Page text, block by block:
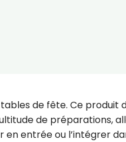
de fête. Ce produit
de préparations,
entrée ou l’intégrer